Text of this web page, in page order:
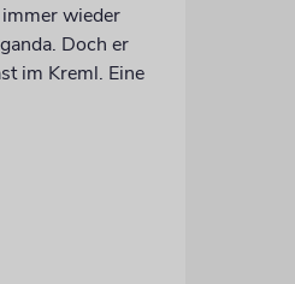
wieder
Doch er
im Kreml. Eine